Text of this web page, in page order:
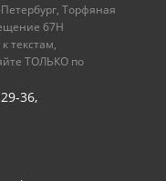
Торфяная
67Н
текстам,
ТОЛЬКО по
36,